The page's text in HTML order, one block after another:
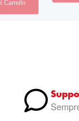
Carrello